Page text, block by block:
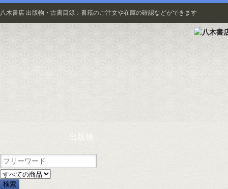
八木書店 出版物・古書目録：書籍のご注文や在庫の確認などができます
出版物